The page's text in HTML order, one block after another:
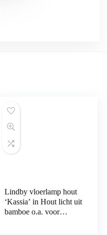
Lindby vloerlamp hout
‘Kassia’ in Hout licht uit
bamboe o.a. voor